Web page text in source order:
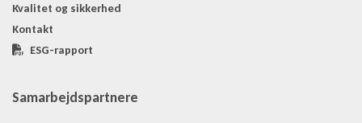
Kvalitet og sikkerhed
Kontakt
ESG-rapport
Samarbejdspartnere